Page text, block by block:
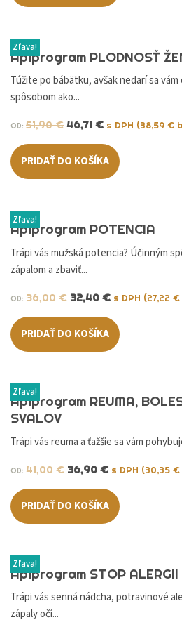
Zľava!
Apiprogram PLODNOSŤ
Túžite po bábätku, avšak nedarí sa
spôsobom ako...
OD: 51,90€ 46,71 € s DPH (38,59 €
PRIDAŤ DO KOŠÍKA
Zľava!
Apiprogram POTENCIA
Trápi vás mužská potencia? Účinným
zápalom a zbaviť...
OD: 36,00€ 32,40 € s DPH (27,22 €
PRIDAŤ DO KOŠÍKA
Zľava!
Apiprogram REUMA,
SVALOV
Trápi vás reuma a ťažšie sa vám
OD: 41,00€ 36,90 € s DPH (30,35 €
PRIDAŤ DO KOŠÍKA
Zľava!
Apiprogram STOP ALERGII
Trápi vás senná nádcha, potravinové
zápaly očí...